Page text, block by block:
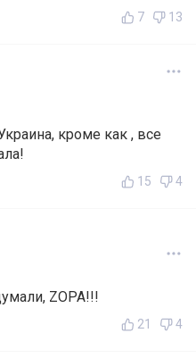
7 13
кроме как , все
15 4
ZOPA!!!
21 4